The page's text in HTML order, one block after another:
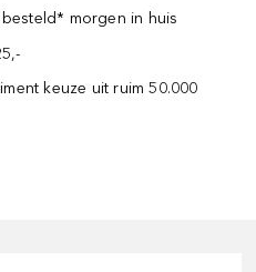
morgen in huis
keuze uit ruim 50.000